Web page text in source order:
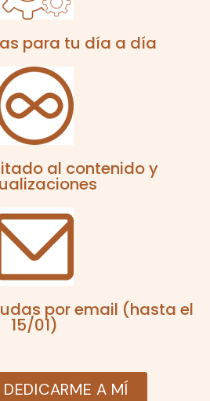
para tu día a día
al contenido y
por email (hasta el
15/01)
A MÍ